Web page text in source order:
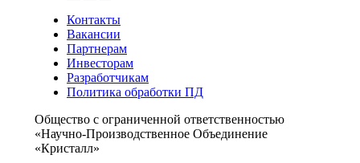
Контакты
Вакансии
Партнерам
Инвесторам
Разработчикам
Политика обработки ПД
Общество с ограниченной ответственностью
«Научно-Производственное Объединение
«Кристалл»